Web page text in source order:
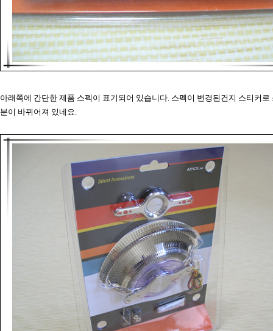
아래쪽에 간단한 제품 스펙이 표기되어 있습니다. 스펙이 변경된건지 스티커로
분이 바뀌어져 있네요.